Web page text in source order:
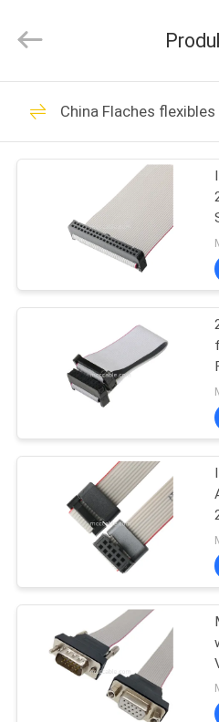
HAUSE
PRODUKTE
VIDEOS
ÜBER
KONTAKT
NEUIGKEITEN
RECHTSSACHEN
Ltd..
Reserved.
LVDS
LVDS-
China Flaches flexibles